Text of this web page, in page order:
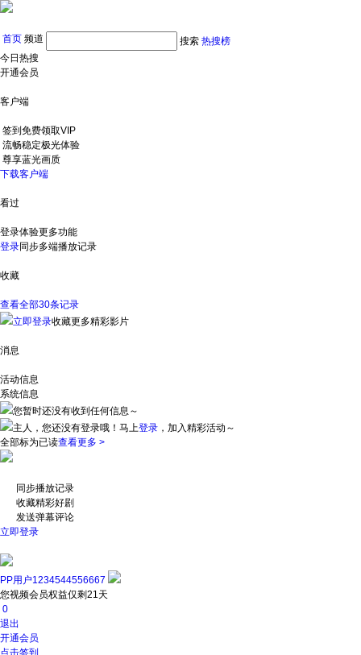
首页 频道 搜索 热搜榜
今日热搜
开通会员
客户端
签到免费领取VIP
流畅稳定极光体验
尊享蓝光画质
下载客户端
看过
登录体验更多功能
登录同步多端播放记录
收藏
查看全部30条记录
立即登录收藏更多精彩影片
消息
活动信息
系统信息
您暂时还没有收到任何信息～
主人，您还没有登录哦！ 马上登录 ，加入精彩活动～
全部标为已读查看更多 >
同步播放记录
收藏精彩好剧
发送弹幕评论
立即登录
PP用户1234544556667
您视频会员权益仅剩21天
0
退出
开通会员
点击签到